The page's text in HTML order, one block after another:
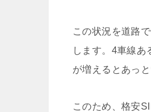
この状況を道路
します。4車線あ
が増えるとあっ
このため、格安